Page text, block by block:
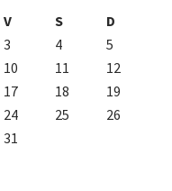
V S
D
3 4
5
10 11
12
17 18
19
24 25
26
31